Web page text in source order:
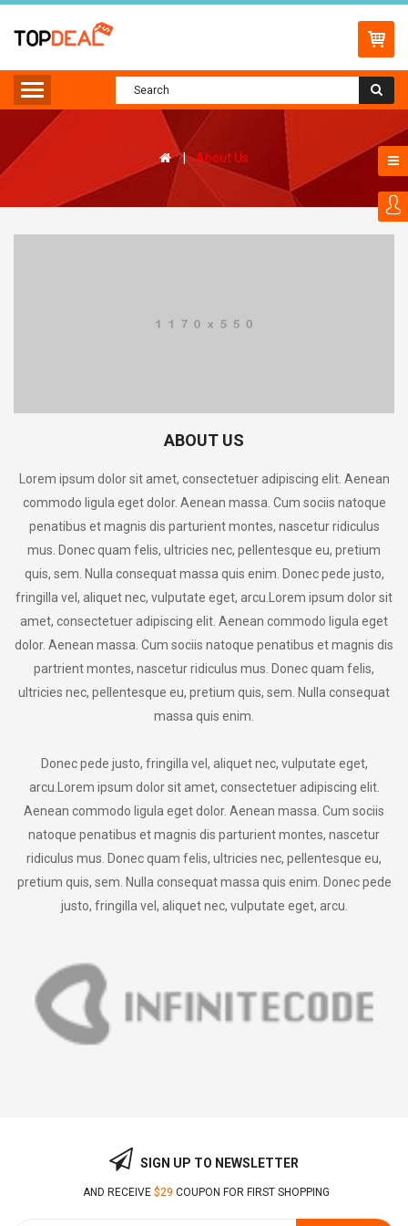
About Us
ABOUT US
Lorem ipsum dolor sit amet, consectetuer adipiscing elit. Aenean
commodo ligula eget dolor. Aenean massa. Cum sociis natoque
penatibus et magnis dis parturient montes, nascetur ridiculus
mus. Donec quam felis, ultricies nec, pellentesque eu, pretium
quis, sem. Nulla consequat massa quis enim. Donec pede justo,
fringilla vel, aliquet nec, vulputate eget, arcu.Lorem ipsum dolor sit
amet, consectetuer adipiscing elit. Aenean commodo ligula eget
dolor. Aenean massa. Cum sociis natoque penatibus et magnis dis
partrient montes, nascetur ridiculus mus. Donec quam felis,
ultricies nec, pellentesque eu, pretium quis, sem. Nulla consequat
massa quis enim.
Donec pede justo, fringilla vel, aliquet nec, vulputate eget,
arcu.Lorem ipsum dolor sit amet, consectetuer adipiscing elit.
Aenean commodo ligula eget dolor. Aenean massa. Cum sociis
natoque penatibus et magnis dis parturient montes, nascetur
ridiculus mus. Donec quam felis, ultricies nec, pellentesque eu,
pretium quis, sem. Nulla consequat massa quis enim. Donec pede
justo, fringilla vel, aliquet nec, vulputate eget, arcu.
SIGN UP TO NEWSLETTER
AND RECEIVE $29 COUPON FOR FIRST SHOPPING